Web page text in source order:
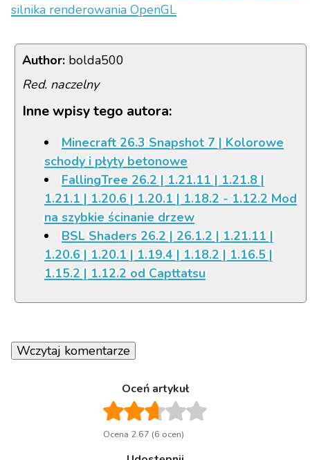
silnika renderowania OpenGL
Author: bolda500
Red. naczelny
Inne wpisy tego autora:
Minecraft 26.3 Snapshot 7 | Kolorowe
schody i płyty betonowe
FallingTree 26.2 | 1.21.11 | 1.21.8 |
1.21.1 | 1.20.6 | 1.20.1 | 1.18.2 - 1.12.2 Mod
na szybkie ścinanie drzew
BSL Shaders 26.2 | 26.1.2 | 1.21.11 |
1.20.6 | 1.20.1 | 1.19.4 | 1.18.2 | 1.16.5 |
1.15.2 | 1.12.2 od Capttatsu
Wczytaj komentarze
Oceń artykuł
Ocena 2.67 (6 ocen)